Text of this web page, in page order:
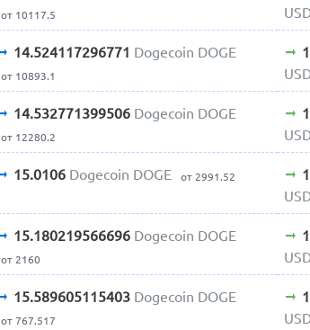
от 10117.5
14.524117296771 Dogecoin DOGE
от 10893.1
1
14.532771399506 Dogecoin DOGE
от 12280.2
1
15.0106 Dogecoin DOGE от 2991.52 1
15.180219566696 Dogecoin DOGE
от 2160
1
15.589605115403 Dogecoin DOGE
от 767.517
1